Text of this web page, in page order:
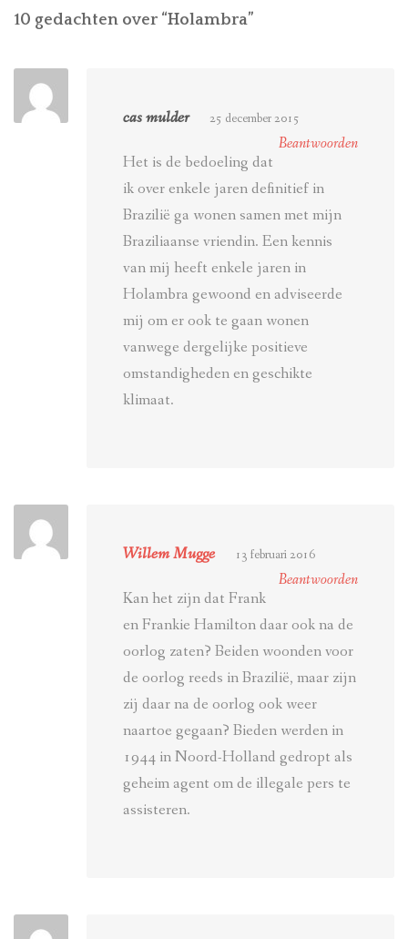
10 gedachten over “Holambra”
cas mulder 25 december 2015
Beantwoorden
Het is de bedoeling dat
ik over enkele jaren definitief in
Brazilië ga wonen samen met mijn
Braziliaanse vriendin. Een kennis
van mij heeft enkele jaren in
Holambra gewoond en adviseerde
mij om er ook te gaan wonen
vanwege dergelijke positieve
omstandigheden en geschikte
klimaat.
Willem Mugge 13 februari 2016
Beantwoorden
Kan het zijn dat Frank
en Frankie Hamilton daar ook na de
oorlog zaten? Beiden woonden voor
de oorlog reeds in Brazilië, maar zijn
zij daar na de oorlog ook weer
naartoe gegaan? Bieden werden in
1944 in Noord-Holland gedropt als
geheim agent om de illegale pers te
assisteren.